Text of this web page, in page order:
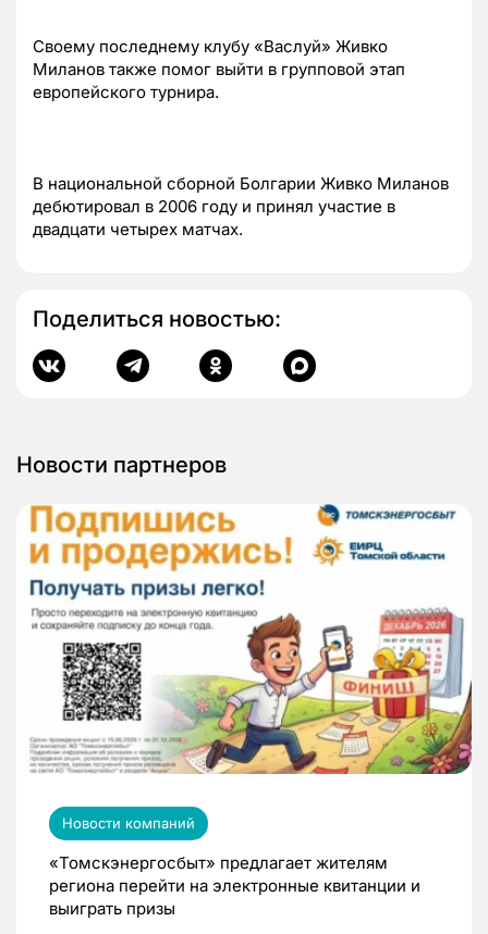
Своему последнему клубу «Васлуй» Живко
Миланов также помог выйти в групповой этап
европейского турнира.
В национальной сборной Болгарии Живко Миланов
дебютировал в 2006 году и принял участие в
двадцати четырех матчах.
Поделиться новостью:
Новости партнеров
Новости компаний
«Томскэнергосбыт» предлагает жителям
региона перейти на электронные квитанции и
выиграть призы